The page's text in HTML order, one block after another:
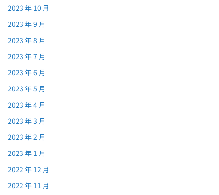
2023 年 10 月
2023 年 9 月
2023 年 8 月
2023 年 7 月
2023 年 6 月
2023 年 5 月
2023 年 4 月
2023 年 3 月
2023 年 2 月
2023 年 1 月
2022 年 12 月
2022 年 11 月